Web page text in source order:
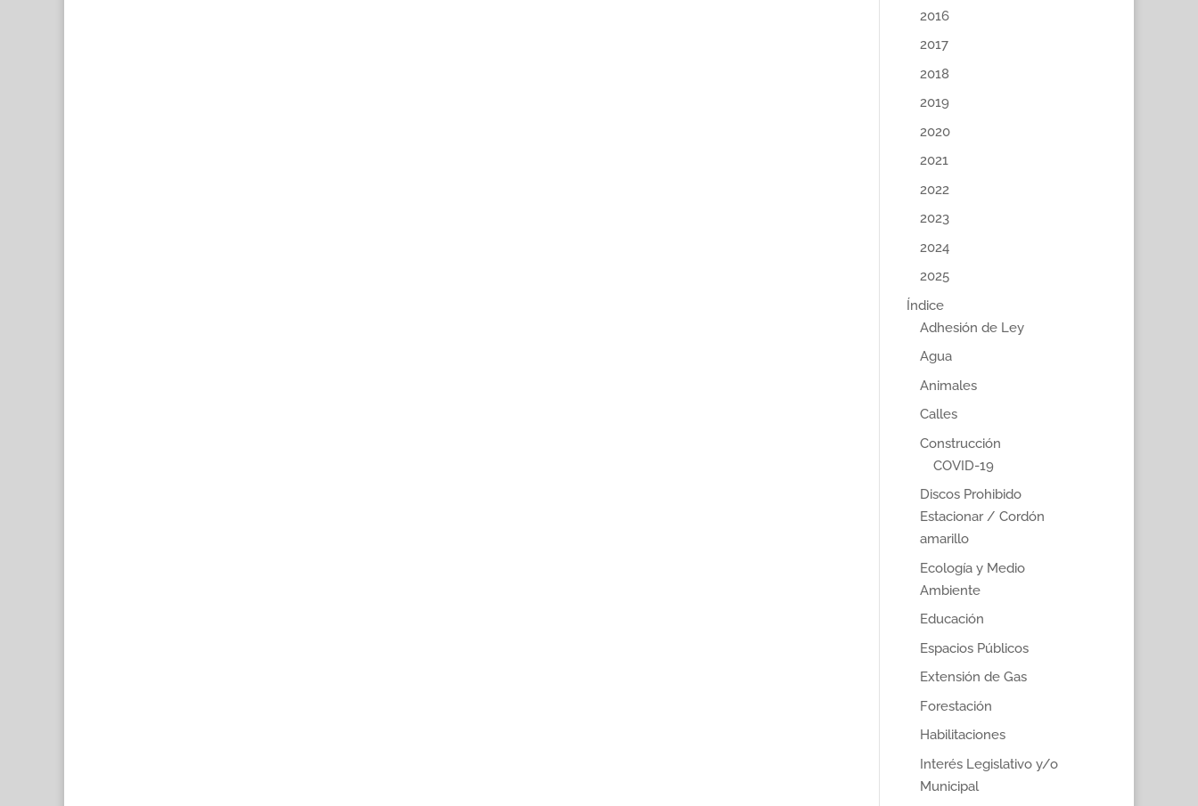
2016
2017
2018
2019
2020
2021
2022
2023
2024
2025
Índice
Adhesión de Ley
Agua
Animales
Calles
Construcción
COVID-19
Discos Prohibido
Estacionar / Cordón
amarillo
Ecología y Medio
Ambiente
Educación
Espacios Públicos
Extensión de Gas
Forestación
Habilitaciones
Interés Legislativo y/o
Municipal